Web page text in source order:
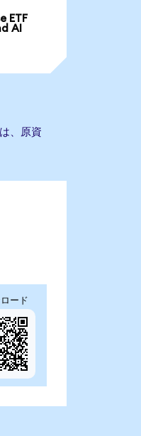
ETF
AI
、原資
ード